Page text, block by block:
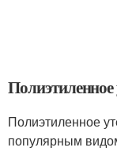
Полиэтиленное
Полиэтиленное
популярным